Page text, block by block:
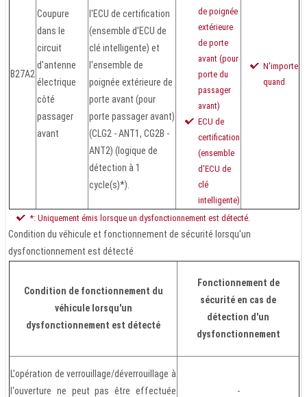
B27A2
Coupure
dans le
circuit
d'antenne
électrique
côté
passager
avant
l'ECU de certification
(ensemble d'ECU de
clé intelligente) et
l'ensemble de
poignée extérieure de
porte avant (pour
porte passager avant)
(CLG2 - ANT1, CG2B -
ANT2) (logique de
détection à 1
cycle(s)*).
de poignée
extérieure
de porte
avant (pour
porte du
passager
avant)
ECU de
certification
(ensemble
d'ECU de
clé
intelligente)
N'importe
quand
*: Uniquement émis lorsque un dysfonctionnement est détecté.
Condition du véhicule et fonctionnement de sécurité lorsqu'un
dysfonctionnement est détecté
Condition de fonctionnement du
véhicule lorsqu'un
dysfonctionnement est détecté
Fonctionnement de
sécurité en cas de
détection d'un
dysfonctionnement
L'opération de verrouillage/déverrouillage à
l'ouverture ne peut pas être effectuée
-